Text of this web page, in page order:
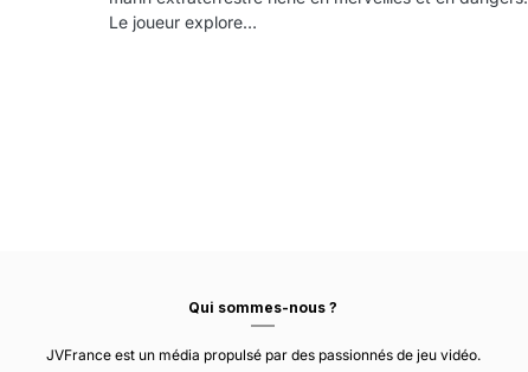
Le joueur explore…
Qui sommes-nous ?
JVFrance est un média propulsé par des passionnés de jeu vidéo.